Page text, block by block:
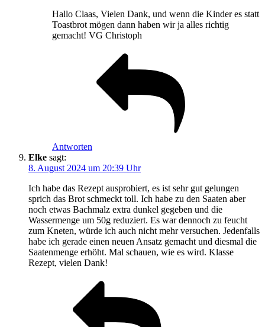
Hallo Claas, Vielen Dank, und wenn die Kinder es statt
Toastbrot mögen dann haben wir ja alles richtig
gemacht! VG Christoph
Antworten
Elke sagt:
8. August 2024 um 20:39 Uhr
Ich habe das Rezept ausprobiert, es ist sehr gut gelungen
sprich das Brot schmeckt toll. Ich habe zu den Saaten aber
noch etwas Bachmalz extra dunkel gegeben und die
Wassermenge um 50g reduziert. Es war dennoch zu feucht
zum Kneten, würde ich auch nicht mehr versuchen. Jedenfalls
habe ich gerade einen neuen Ansatz gemacht und diesmal die
Saatenmenge erhöht. Mal schauen, wie es wird. Klasse
Rezept, vielen Dank!